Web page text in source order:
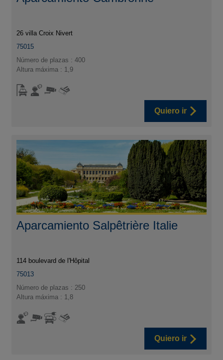
26 villa Croix Nivert
75015
Número de plazas : 400
Altura máxima : 1,9
Quiero ir
Aparcamiento Salpêtrière Italie
114 boulevard de l'Hôpital
75013
Número de plazas : 250
Altura máxima : 1,8
Quiero ir